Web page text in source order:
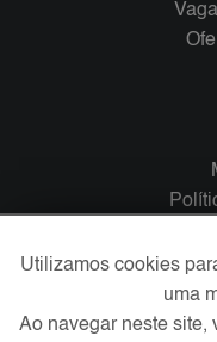
Utilizamos cookies
uma
Ao navegar neste site,